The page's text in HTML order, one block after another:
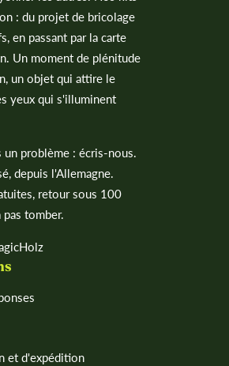
: du projet de bricolage
en passant par la carte
Un moment de plénitude
un objet qui attire le
yeux qui s'illuminent
un problème : écris-nous.
depuis l'Allemagne.
retour sous 100
tomber.
et d'expédition